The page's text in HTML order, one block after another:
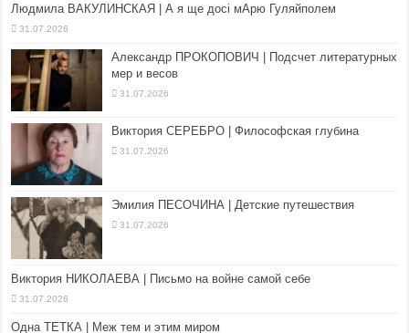
Людмила ВАКУЛИНСКАЯ | А я ще досі мАрю Гуляйполем
31.07.2026
Александр ПРОКОПОВИЧ | Подсчет литературных
мер и весов
31.07.2026
Виктория СЕРЕБРО | Философская глубина
31.07.2026
Эмилия ПЕСОЧИНА | Детские путешествия
31.07.2026
Виктория НИКОЛАЕВА | Письмо на войне самой себе
31.07.2026
Одна ТЕТКА | Меж тем и этим миром